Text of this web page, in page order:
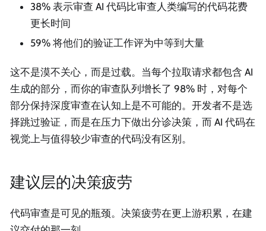
38% 表示审查 AI 代码比审查人类编写的代码花费
更长时间
59% 将他们的验证工作评为中等到大量
这不是漠不关心，而是过载。当每个拉取请求都包含 AI
生成的部分，而你的审查队列增长了 98% 时，对每个
部分保持深度审查在认知上是不可能的。开发者不是选
择跳过验证，而是在压力下做出分诊决策，而 AI 代码在
视觉上与值得较少审查的代码没有区别。
建议层的决策疲劳
代码审查是可见的瓶颈。决策疲劳在更上游积累，在建